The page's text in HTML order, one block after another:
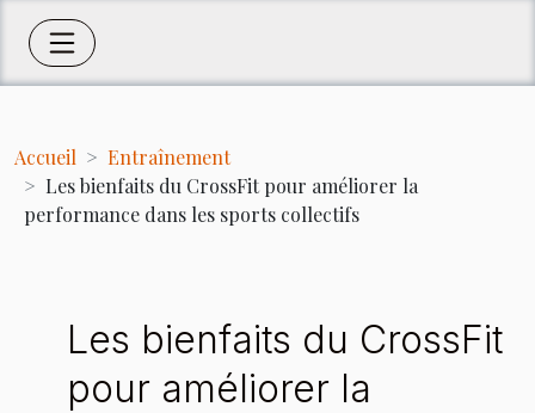
Accueil
Entraînement
Les bienfaits du CrossFit pour améliorer la
performance dans les sports collectifs
Les bienfaits du CrossFit
pour améliorer la